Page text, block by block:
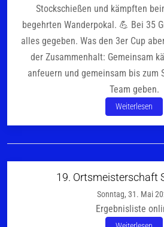
Stockschießen und kämpften
begehrten Wanderpokal. 💪 Bei 35
alles gegeben. Was den 3er Cup
der Zusammenhalt: Gemeinsam
anfeuern und gemeinsam bis zum
Team geben.
Weiterlesen
19. Ortsmeisterschaft
Sonntag, 31. Mai
Ergebnisliste